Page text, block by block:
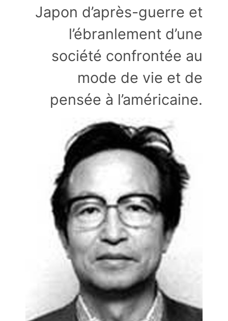
Japon d’après-guerre et
l’ébranlement d’une
société confrontée au
mode de vie et de
pensée à l’américaine.